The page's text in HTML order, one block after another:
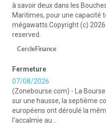
à savoir deux dans les
Maritimes, pour une capacité
mégawatts.Copyright (c)
reserved.
CercleFinance
Fermeture
07/08/2026
(Zonebourse.com) - La
sur une hausse, la septième
européens ont déroulé la
l'accalmie au...